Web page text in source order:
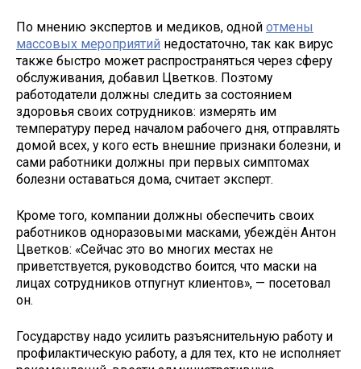
По мнению экспертов и медиков, одной отмены
массовых мероприятий недостаточно, так как вирус
также быстро может распространяться через сферу
обслуживания, добавил Цветков. Поэтому
работодатели должны следить за состоянием
здоровья своих сотрудников: измерять им
температуру перед началом рабочего дня, отправлять
домой всех, у кого есть внешние признаки болезни, и
сами работники должны при первых симптомах
болезни оставаться дома, считает эксперт.
Кроме того, компании должны обеспечить своих
работников одноразовыми масками, убеждён Антон
Цветков: «Сейчас это во многих местах не
приветствуется, руководство боится, что маски на
лицах сотрудников отпугнут клиентов», — посетовал
он.
Государству надо усилить разъяснительную работу и
профилактическую работу, а для тех, кто не исполняет